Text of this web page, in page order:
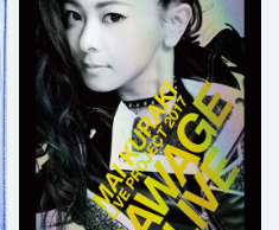
65.8G